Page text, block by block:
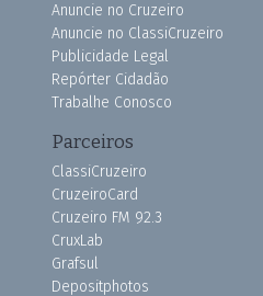
Anuncie no Cruzeiro
Anuncie no ClassiCruzeiro
Publicidade Legal
Repórter Cidadão
Trabalhe Conosco
Parceiros
ClassiCruzeiro
CruzeiroCard
Cruzeiro FM 92.3
CruxLab
Grafsul
Depositphotos